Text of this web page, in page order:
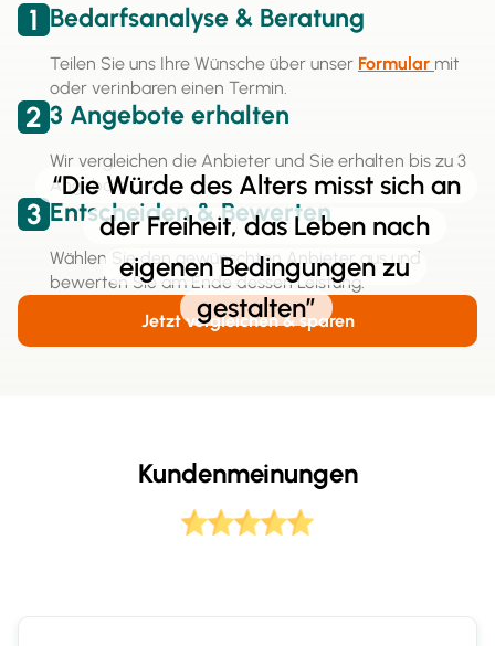
1 Bedarfsanalyse & Beratung
Teilen Sie uns Ihre Wünsche über unser Formular mit
oder verinbaren einen Termin.
2 3 Angebote erhalten
Wir vergleichen die Anbieter und Sie erhalten bis zu 3
Angebote.
3 Entscheiden & Bewerten
Wählen Sie den gewünschten Anbieter aus und
bewerten Sie am Ende dessen Leistung.
Jetzt vergleichen & sparen
“Die Würde des Alters misst sich an
der Freiheit, das Leben nach
eigenen Bedingungen zu
gestalten”
Kundenmeinungen